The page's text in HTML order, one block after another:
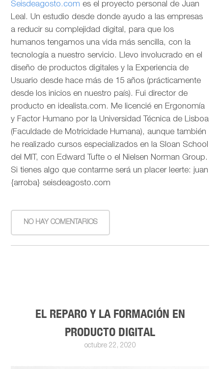
Seisdeagosto.com es el proyecto personal de Juan
Leal. Un estudio desde donde ayudo a las empresas
a reducir su complejidad digital, para que los
humanos tengamos una vida más sencilla, con la
tecnología a nuestro servicio. Llevo involucrado en el
diseño de productos digitales y la Experiencia de
Usuario desde hace más de 15 años (prácticamente
desde los inicios en nuestro país). Fui director de
producto en idealista.com. Me licencié en Ergonomía
y Factor Humano por la Universidad Técnica de Lisboa
(Faculdade de Motricidade Humana), aunque también
he realizado cursos especializados en la Sloan School
del MIT, con Edward Tufte o el Nielsen Norman Group.
Si tienes algo que contarme será un placer leerte: juan
{arroba} seisdeagosto.com
NO HAY COMENTARIOS
EL REPARO Y LA FORMACIÓN EN
PRODUCTO DIGITAL
octubre 22, 2020